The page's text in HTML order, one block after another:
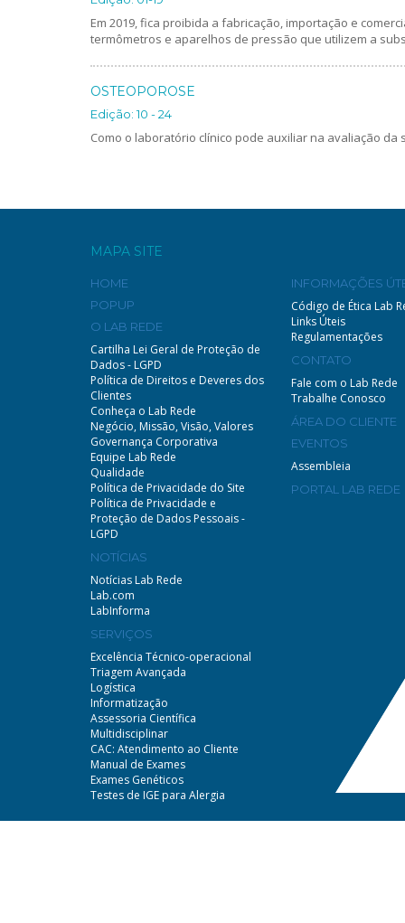
Em 2019, fica proibida a fabricação, importação e
termômetros e aparelhos de pressão que utilizem a
OSTEOPOROSE
Edição: 10 - 24
Como o laboratório clínico pode auxiliar na avaliação da
MAPA SITE
HOME
POPUP
O LAB REDE
Cartilha Lei Geral de Proteção de
Dados - LGPD
Política de Direitos e Deveres dos
Clientes
Conheça o Lab Rede
Negócio, Missão, Visão, Valores
Governança Corporativa
Equipe Lab Rede
Qualidade
Política de Privacidade do Site
Política de Privacidade e
Proteção de Dados Pessoais -
LGPD
NOTÍCIAS
Notícias Lab Rede
Lab.com
LabInforma
SERVIÇOS
Excelência Técnico-operacional
Triagem Avançada
Logística
Informatização
Assessoria Científica
Multidisciplinar
CAC: Atendimento ao Cliente
Manual de Exames
Exames Genéticos
Testes de IGE para Alergia
INFORMAÇÕES
Código de Ética Lab
Links Úteis
Regulamentações
CONTATO
Fale com o Lab Rede
Trabalhe Conosco
ÁREA DO CLIENTE
EVENTOS
Assembleia
PORTAL LAB REDE